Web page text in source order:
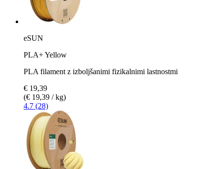
eSUN
PLA+ Yellow
PLA filament z izboljšanimi fizikalnimi lastnostmi
€ 19,39
(€ 19,39 / kg)
4.7 (28)